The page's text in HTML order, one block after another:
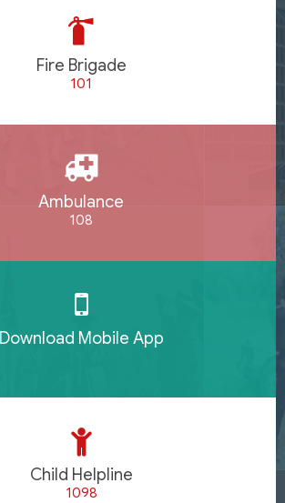
Fire Brigade
101
Ambulance
108
Download Mobile App
Child Helpline
1098